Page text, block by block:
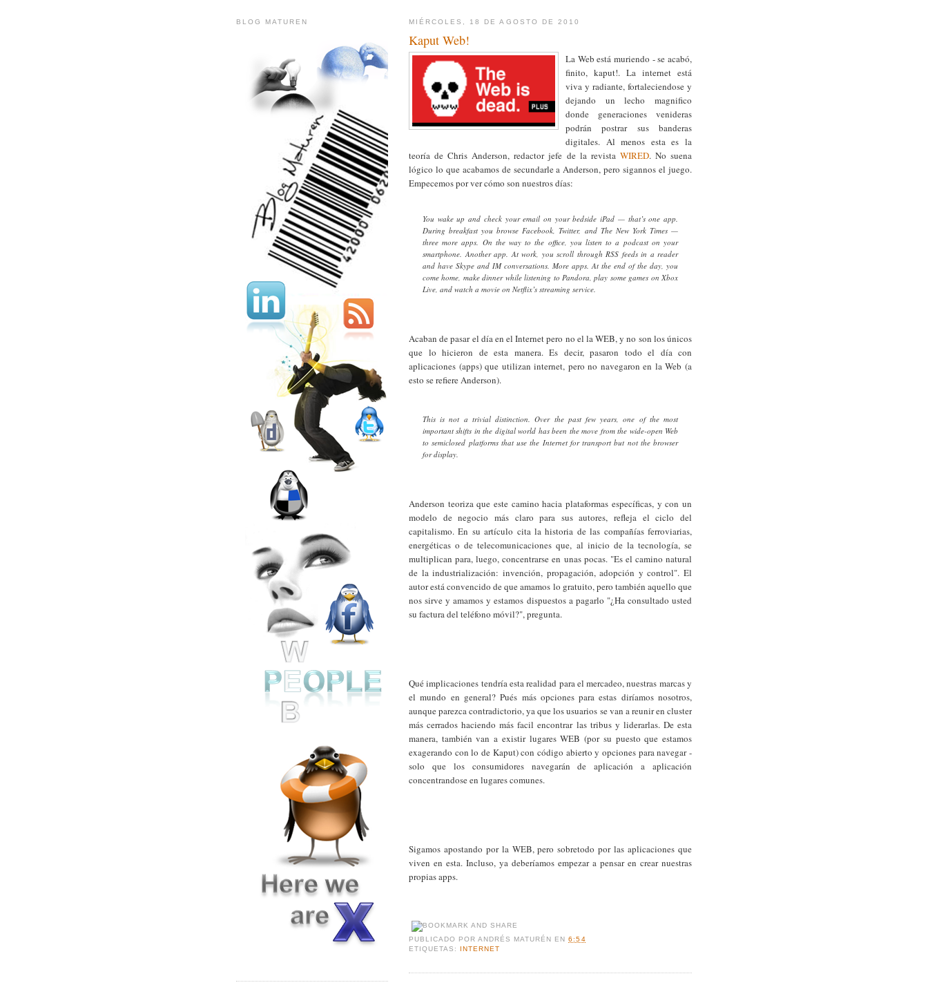
MIÉRCOLES, 18 DE AGOSTO DE 2010
Kaput Web!
La Web está muriendo - se acabó,
finito, kaput!. La internet está
viva y radiante, fortaleciendose y
dejando un lecho magnifico
donde generaciones venideras
podrán postrar sus banderas
digitales. Al menos esta es la
teoría de Chris Anderson, redactor jefe de la revista WIRED. No suena
lógico lo que acabamos de secundarle a Anderson, pero sigannos el juego.
Empecemos por ver cómo son nuestros días:
You wake up and check your email on your bedside iPad — that’s one app.
During breakfast you browse Facebook, Twitter, and The New York Times —
three more apps. On the way to the office, you listen to a podcast on your
smartphone. Another app. At work, you scroll through RSS feeds in a reader
and have Skype and IM conversations. More apps. At the end of the day, you
come home, make dinner while listening to Pandora, play some games on Xbox
Live, and watch a movie on Netflix’s streaming service.
Acaban de pasar el día en el Internet pero no el la WEB, y no son los únicos
que lo hicieron de esta manera. Es decir, pasaron todo el día con
aplicaciones (apps) que utilizan internet, pero no navegaron en la Web (a
esto se refiere Anderson).
This is not a trivial distinction. Over the past few years, one of the most
important shifts in the digital world has been the move from the wide-open Web
to semiclosed platforms that use the Internet for transport but not the browser
for display.
Anderson teoriza que este camino hacia plataformas específicas, y con un
modelo de negocio más claro para sus autores, refleja el ciclo del
capitalismo. En su artículo cita la historia de las compañías ferroviarias,
energéticas o de telecomunicaciones que, al inicio de la tecnología, se
multiplican para, luego, concentrarse en unas pocas. "Es el camino natural
de la industrialización: invención, propagación, adopción y control". El
autor está convencido de que amamos lo gratuito, pero también aquello que
nos sirve y amamos y estamos dispuestos a pagarlo "¿Ha consultado usted
su factura del teléfono móvil?", pregunta.
Qué implicaciones tendría esta realidad para el mercadeo, nuestras marcas y
el mundo en general? Pués más opciones para estas diríamos nosotros,
aunque parezca contradictorio, ya que los usuarios se van a reunir en cluster
más cerrados haciendo más facil encontrar las tribus y liderarlas. De esta
manera, también van a existir lugares WEB (por su puesto que estamos
exagerando con lo de Kaput) con código abierto y opciones para navegar -
solo que los consumidores navegarán de aplicación a aplicación
concentrandose en lugares comunes.
Sigamos apostando por la WEB, pero sobretodo por las aplicaciones que
viven en esta. Incluso, ya deberíamos empezar a pensar en crear nuestras
propias apps.
PUBLICADO PORANDRÉS MATURÉN EN6:54
ETIQUETAS: INTERNET
BLOG MATUREN